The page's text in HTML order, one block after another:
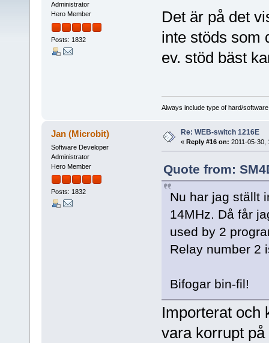
Administrator
Hero Member
Posts: 1832
Det är på det
inte stöds som
ev. stöd bäst
Always include type of hard/
Jan (Microbit)
Software Developer
Administrator
Hero Member
Posts: 1832
Re: WEB-switch 1216E
« Reply #16 on: 2011-05-30,
Quote from:
Nu har jag ställt
14MHz. Då får
used by 2
Relay number 2
Bifogar bin-fil!
Importerat och
vara korrupt